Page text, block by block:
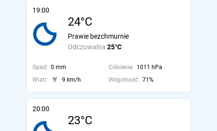
19:00
24°C
Odczuwalna 25°C
Prawie bezchmurnie
Opad: 0 mm Ciśnienie: 1011 hPa
Wiatr:
9 km/h Wilgotność: 71%
20:00
23°C